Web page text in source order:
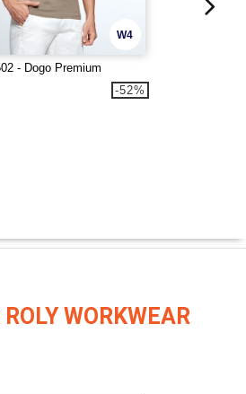
W4
- Dogo Premium
-52%
WORKWEAR